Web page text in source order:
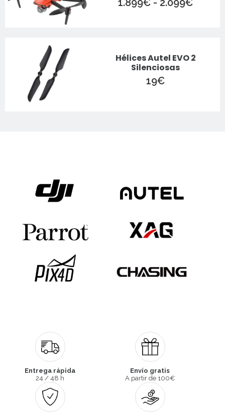
1.899€ - 2.099€
hasta
Hélices Autel EVO 2
Silenciosas
19€
Entrega rápida
24 / 48 h
Envío gratis
A partir de 100€